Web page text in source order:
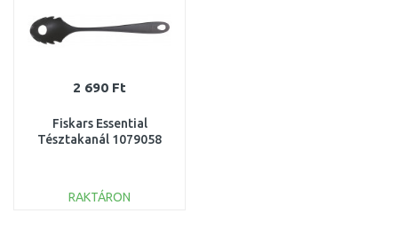
2 690 Ft
Fiskars Essential
Tésztakanál 1079058
RAKTÁRON